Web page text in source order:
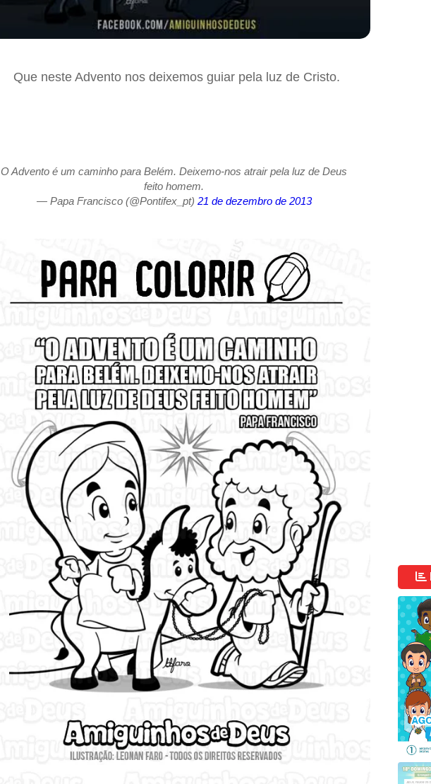
Que neste Advento nos deixemos guiar pela luz de Cristo.
O Advento é um caminho para Belém. Deixemo-nos atrair pela luz de Deus
feito homem.
— Papa Francisco (@Pontifex_pt) 21 de dezembro de 2013